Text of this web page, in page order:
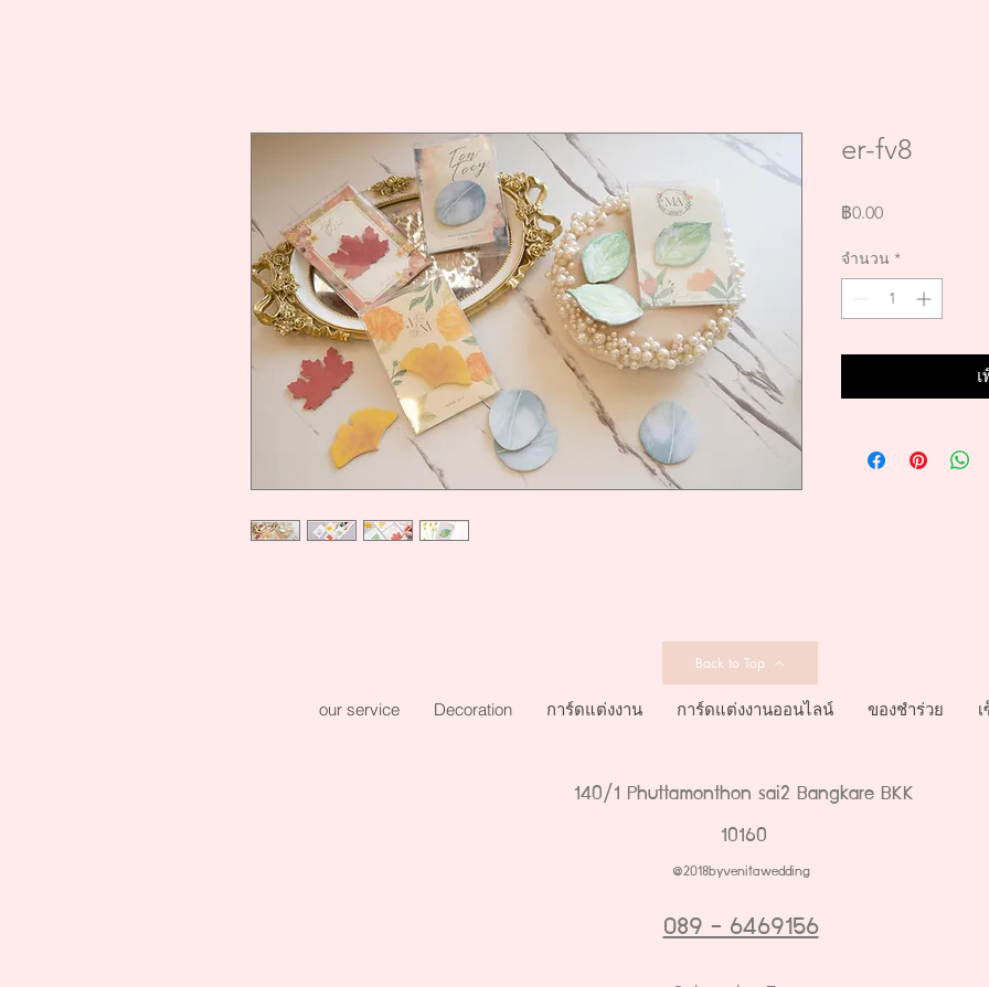
er-fv8
฿0.00ราคา
จำนวน *
Back to Top
our service Decoration การ์ดแต่งงาน การ์ดแต่งงานออนไลน์ ของชำร่วย
140/1 Phuttamonthon sai2 Bangkare BKK
10160
@2018byvenitawedding
089 - 6469156